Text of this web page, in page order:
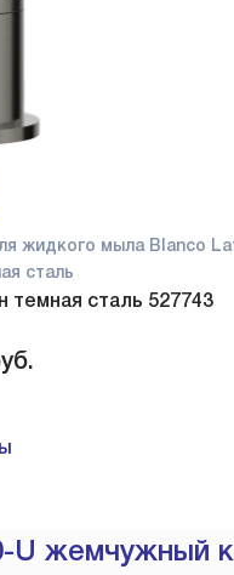
жидкого мыла Blanco
сталь
темная сталь 527743
жемчужный